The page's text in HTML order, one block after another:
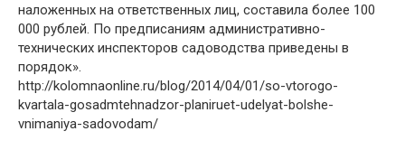
наложенных на ответственных лиц, составила более 100
000 рублей. По предписаниям административно-
технических инспекторов садоводства приведены в
порядок».
http://kolomnaonline.ru/blog/2014/04/01/so-vtorogo-
kvartala-gosadmtehnadzor-planiruet-udelyat-bolshe-
vnimaniya-sadovodam/